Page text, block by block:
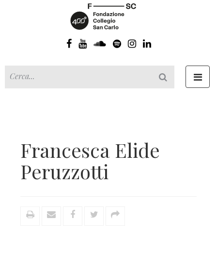
Francesca Elide
Peruzzotti